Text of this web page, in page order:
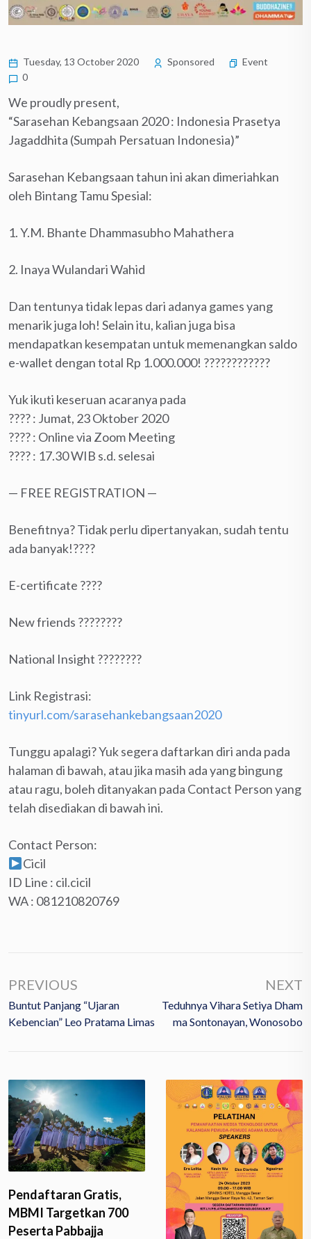
Tuesday, 13 October 2020 Sponsored
Event
0
We proudly present,
“Sarasehan Kebangsaan 2020 : Indonesia Prasetya
Jagaddhita (Sumpah Persatuan Indonesia)”
Sarasehan Kebangsaan tahun ini akan dimeriahkan
oleh Bintang Tamu Spesial:
1. Y.M. Bhante Dhammasubho Mahathera
2. Inaya Wulandari Wahid
Dan tentunya tidak lepas dari adanya games yang
menarik juga loh! Selain itu, kalian juga bisa
mendapatkan kesempatan untuk memenangkan saldo
e-wallet dengan total Rp 1.000.000! ????????????
Yuk ikuti keseruan acaranya pada
????️ : Jumat, 23 Oktober 2020
???? : Online via Zoom Meeting
???? : 17.30 WIB s.d. selesai
— FREE REGISTRATION —
Benefitnya? Tidak perlu dipertanyakan, sudah tentu
ada banyak!????
E-certificate ????
New friends ????????
National Insight ????????
Link Registrasi:
tinyurl.com/sarasehankebangsaan2020
Tunggu apalagi? Yuk segera daftarkan diri anda pada
halaman di bawah, atau jika masih ada yang bingung
atau ragu, boleh ditanyakan pada Contact Person yang
telah disediakan di bawah ini.
Contact Person:
Cicil
ID Line : cil.cicil
WA : 081210820769
PREVIOUS
Buntut Panjang “Ujaran
Kebencian” Leo Pratama Limas
NEXT
Teduhnya Vihara Setiya Dham
Ma Sontonayan, Wonosobo
Pendaftaran Gratis,
MBMI Targetkan 700
Peserta Pabbajja